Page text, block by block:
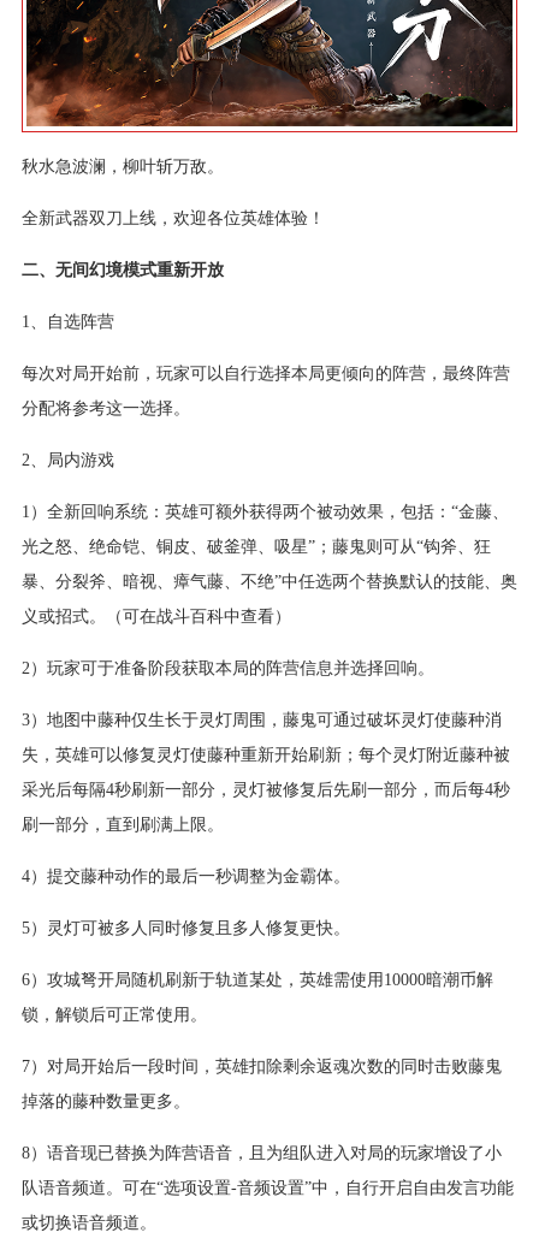
秋水急波澜，柳叶斩万敌。
全新武器双刀上线，欢迎各位英雄体验！
二、无间幻境模式重新开放
1、自选阵营
每次对局开始前，玩家可以自行选择本局更倾向的阵营，最终阵营
分配将参考这一选择。
2、局内游戏
1）全新回响系统：英雄可额外获得两个被动效果，包括：“金藤、
光之怒、绝命铠、铜皮、破釜弹、吸星”；藤鬼则可从“钩斧、狂
暴、分裂斧、暗视、瘴气藤、不绝”中任选两个替换默认的技能、奥
义或招式。（可在战斗百科中查看）
2）玩家可于准备阶段获取本局的阵营信息并选择回响。
3）地图中藤种仅生长于灵灯周围，藤鬼可通过破坏灵灯使藤种消
失，英雄可以修复灵灯使藤种重新开始刷新；每个灵灯附近藤种被
采光后每隔4秒刷新一部分，灵灯被修复后先刷一部分，而后每4秒
刷一部分，直到刷满上限。
4）提交藤种动作的最后一秒调整为金霸体。
5）灵灯可被多人同时修复且多人修复更快。
6）攻城弩开局随机刷新于轨道某处，英雄需使用10000暗潮币解
锁，解锁后可正常使用。
7）对局开始后一段时间，英雄扣除剩余返魂次数的同时击败藤鬼
掉落的藤种数量更多。
8）语音现已替换为阵营语音，且为组队进入对局的玩家增设了小
队语音频道。可在“选项设置-音频设置”中，自行开启自由发言功能
或切换语音频道。